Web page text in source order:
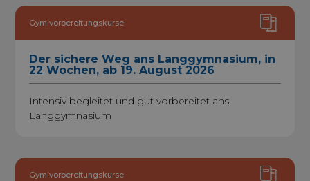
Gymivorbereitungskurse
Der sichere Weg ans Langgymnasium, in
22 Wochen, ab 19. August 2026
Intensiv begleitet und gut vorbereitet ans
Langgymnasium
Gymivorbereitungskurse